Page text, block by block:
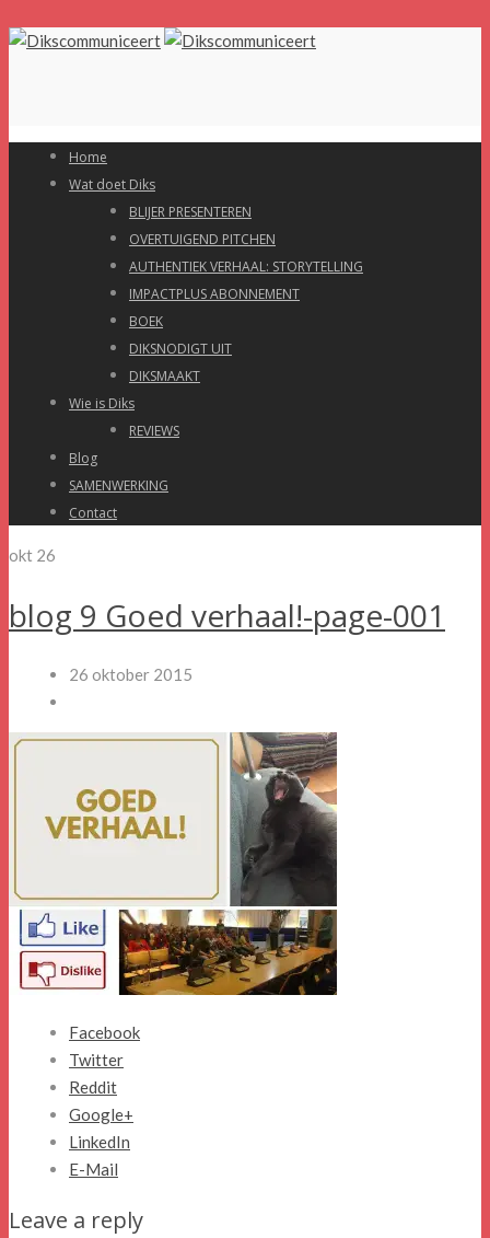
Home
Wat doet Diks
BLIJER PRESENTEREN
OVERTUIGEND PITCHEN
AUTHENTIEK VERHAAL: STORYTELLING
IMPACTPLUS ABONNEMENT
BOEK
DIKSNODIGT UIT
DIKSMAAKT
Wie is Diks
REVIEWS
Blog
SAMENWERKING
Contact
okt 26
blog 9 Goed verhaal!-page-001
26 oktober 2015
Facebook
Twitter
Reddit
Google+
LinkedIn
E-Mail
Leave a reply